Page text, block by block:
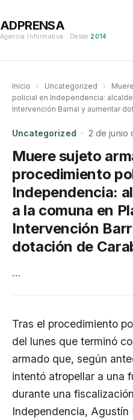
ADPRENSA
Agencia Informativa · Desde 2014
Inicio › Uncategorized ›
policial en Independencia:
Intervención Barrial y aumentar
Uncategorized · 2 de junio
Muere sujeto
procedimiento
Independencia:
a la comuna en
Intervención
dotación de
…
Tras el procedimiento
del lunes que terminó
armado que, según
intentó atropellar a una
durante una
Independencia, Agustín